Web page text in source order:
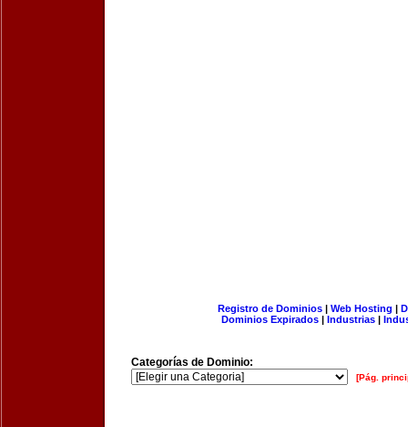
Registro de Dominios| Web Hosting |
Dominios Expirados | Industrias |
Categorías de Dominio:
[Pág.